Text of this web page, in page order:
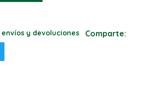
y devoluciones Comparte: